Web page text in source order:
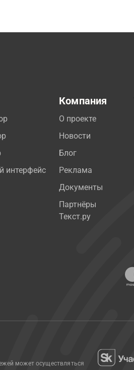
интерфейс
Компания
О проекте
Новости
Блог
Реклама
Документы
Партнёры
Текст.ру
может осуществляться